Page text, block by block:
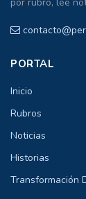
PORTAL
Inicio
Rubros
Noticias
Historias
Transformación